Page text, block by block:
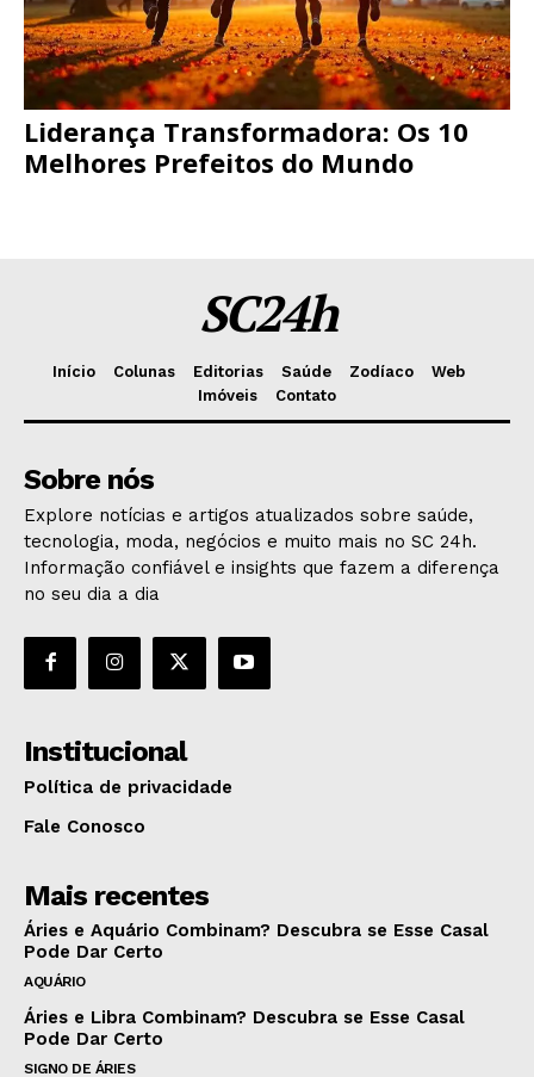
Liderança Transformadora: Os 10
Melhores Prefeitos do Mundo
SC24h
Início Colunas Editorias Saúde Zodíaco
Web
Imóveis
Contato
Sobre nós
Explore notícias e artigos atualizados sobre saúde,
tecnologia, moda, negócios e muito mais no SC 24h.
Informação confiável e insights que fazem a diferença
no seu dia a dia
Institucional
Política de privacidade
Fale Conosco
Mais recentes
Áries e Aquário Combinam? Descubra se Esse Casal
Pode Dar Certo
AQUÁRIO
Áries e Libra Combinam? Descubra se Esse Casal
Pode Dar Certo
SIGNO DE ÁRIES